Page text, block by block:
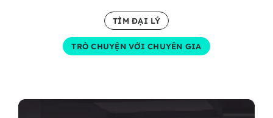
TÌM ĐẠI LÝ
TRÒ CHUYỆN VỚI CHUYÊN GIA